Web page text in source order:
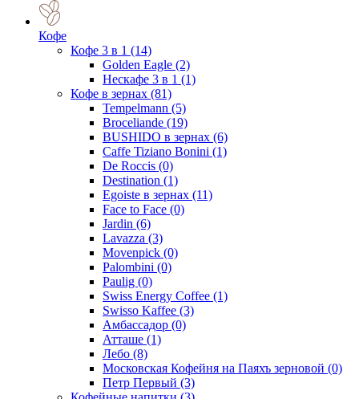
Кофе
Кофе 3 в 1 (14)
Golden Eagle (2)
Нескафе 3 в 1 (1)
Кофе в зернах (81)
Tempelmann (5)
Broceliande (19)
BUSHIDO в зернах (6)
Caffe Tiziano Bonini (1)
De Roccis (0)
Destination (1)
Egoiste в зернах (11)
Face to Face (0)
Jardin (6)
Lavazza (3)
Movenpick (0)
Palombini (0)
Paulig (0)
Swiss Energy Coffee (1)
Swisso Kaffee (3)
Амбассадор (0)
Атташе (1)
Лебо (8)
Московская Кофейня на Паяхъ зерновой (0)
Петр Первый (3)